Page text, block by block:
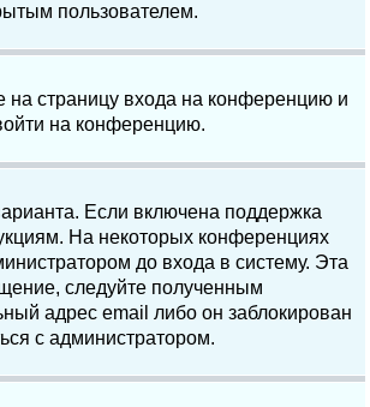
пользователем.
на страницу входа на конференцию и
на конференцию.
Если включена поддержка
На некоторых конференциях
до входа в систему. Эта
следуйте полученным
адрес email либо он заблокирован
с администратором.